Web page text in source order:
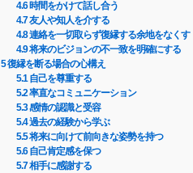
4.6時間をかけて話し合う
4.7友人や知人を介する
4.8連絡を一切取らず復縁する余地をなくす
4.9将来のビジョンの不一致を明確にする
5復縁を断る場合の心構え
5.1自己を尊重する
5.2率直なコミュニケーション
5.3感情の認識と受容
5.4過去の経験から学ぶ
5.5将来に向けて前向きな姿勢を持つ
5.6自己肯定感を保つ
5.7相手に感謝する